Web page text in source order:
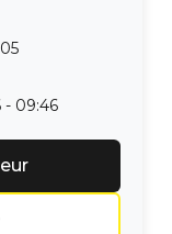
- 09:46